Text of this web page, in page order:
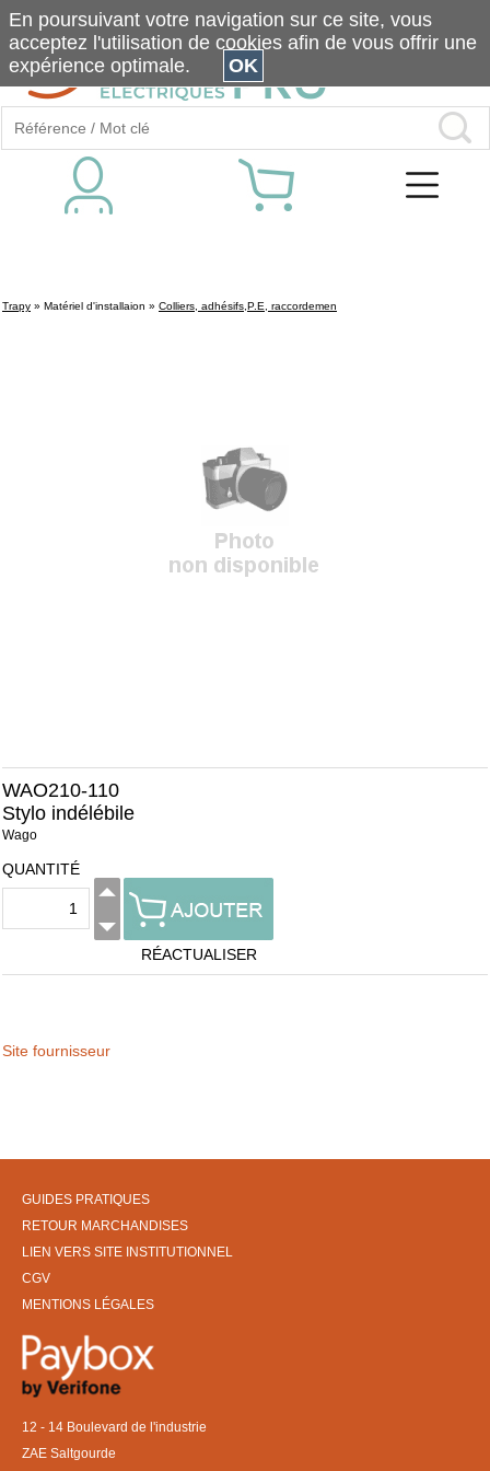
Trapy » Matériel d'installaion » Colliers, adhésifs,P.E, raccordemen
WAO210-110
Stylo indélébile
Wago
QUANTITÉ
RÉACTUALISER
Site fournisseur
GUIDES PRATIQUES
RETOUR MARCHANDISES
LIEN VERS SITE INSTITUTIONNEL
CGV
MENTIONS LÉGALES
12 - 14 Boulevard de l'industrie
ZAE Saltgourde
En poursuivant votre navigation sur ce site, vous
acceptez l'utilisation de cookies afin de vous offrir une
expérience optimale.
OK